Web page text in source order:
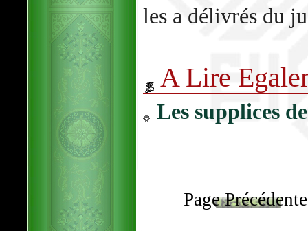
les a délivrés du
A Lire
Les supplices
Page Précédente